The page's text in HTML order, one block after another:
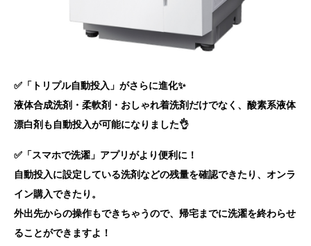
✅「トリプル自動投入」がさらに進化✨
液体合成洗剤・柔軟剤・おしゃれ着洗剤だけでなく、酸素系液体
漂白剤も自動投入が可能になりました👌
✅「スマホで洗濯」アプリがより便利に！
自動投入に設定している洗剤などの残量を確認できたり、オンラ
イン購入できたり。
外出先からの操作もできちゃうので、帰宅までに洗濯を終わらせ
ることができますよ！